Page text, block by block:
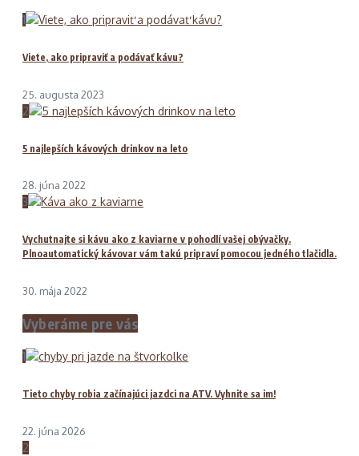
1
Viete, ako pripraviť a podávať kávu?
25. augusta 2023
2
5 najlepších kávových drinkov na leto
28. júna 2022
3
Vychutnajte si kávu ako z kaviarne v pohodlí vašej obývačky.
Plnoautomatický kávovar vám takú pripraví pomocou jedného tlačidla.
30. mája 2022
Vyberáme pre vás
1
Tieto chyby robia začínajúci jazdci na ATV. Vyhnite sa im!
22. júna 2026
2